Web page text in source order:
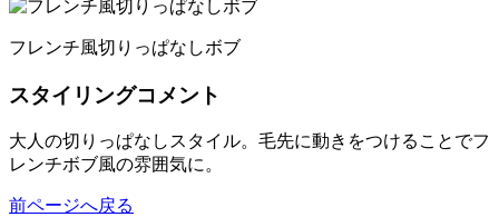
フレンチ風切りっぱなしボブ
スタイリングコメント
大人の切りっぱなしスタイル。毛先に動きをつけることでフ
レンチボブ風の雰囲気に。
前ページへ戻る